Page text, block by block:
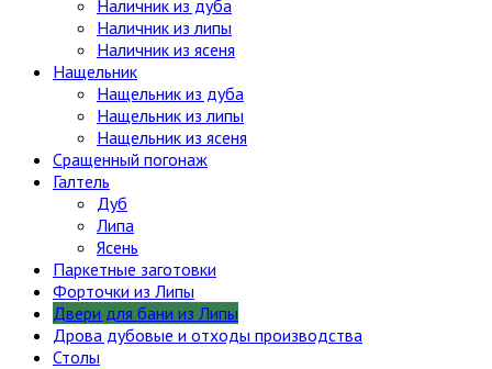
Наличник из дуба
Наличник из липы
Наличник из ясеня
Нащельник
Нащельник из дуба
Нащельник из липы
Нащельник из ясеня
Сращенный погонаж
Галтель
Дуб
Липа
Ясень
Паркетные заготовки
Форточки из Липы
Двери для бани из Липы
Дрова дубовые и отходы производства
Столы